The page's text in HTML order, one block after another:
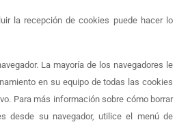
la recepción de cookies puede hacer lo
La mayoría de los navegadores le
en su equipo de todas las cookies
Para más información sobre cómo borrar
desde su navegador, utilice el menú de